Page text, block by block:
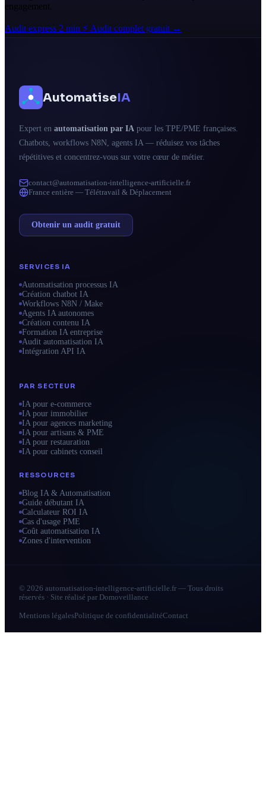
engagement.
Audit express 2 min ⚡ Audit complet gratuit →
AutomatiseIA
Expert en automatisation par IA pour les TPE/PME françaises.
Chatbots, workflows N8N, agents IA — réduisez vos tâches
répétitives et concentrez-vous sur votre cœur de métier.
contact@automatisation-intelligence-artificielle.fr
France entière — Télétravail & Déplacement
Obtenir un audit gratuit
SERVICES IA
Automatisation processus IA
Création chatbot IA
Workflows N8N / Make
Agents IA autonomes
Création contenu IA
Formation IA entreprise
Audit automatisation IA
Intégration API IA
PAR SECTEUR
IA pour e-commerce
IA pour immobilier
IA pour agences marketing
IA pour artisans & PME
IA pour restauration
IA pour cabinets conseil
RESSOURCES
Blog IA & Automatisation
Guide débutant IA
Calculateur ROI IA
Cas d'usage PME
Coût automatisation IA
Zones d'intervention
© 2026 automatisation-intelligence-artificielle.fr — Tous droits
réservés · Site réalisé par Domoveillance
Mentions légales Politique de confidentialitéContact